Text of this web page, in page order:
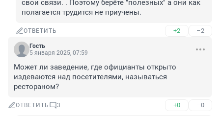
свои связи. . Поэтому берёте "полезных" а они как
полагается трудится не приучены.
ОТВЕТИТЬ +2 –2
Гость
5 января 2025, 07:59
Может ли заведение, где официанты открыто
издеваются над посетителями, называться
рестораном?
ОТВЕТИТЬ 3 +0 –0